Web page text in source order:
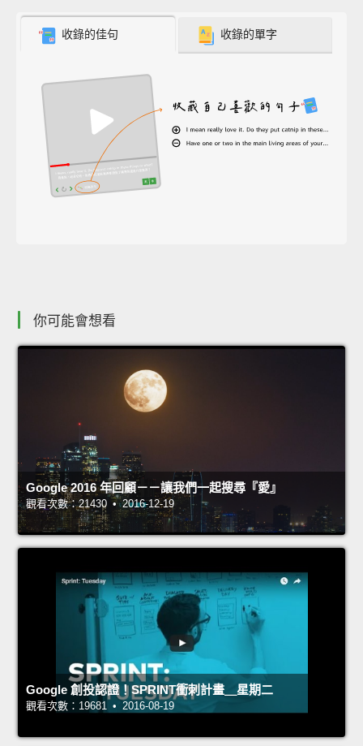
收錄的佳句 收錄的單字
你可能會想看
Google 2016 年回顧－－讓我們一起搜尋『愛』
觀看次數：21430 • 2016-12-19
Google 創投認證！SPRINT衝刺計畫＿星期二
觀看次數：19681 • 2016-08-19